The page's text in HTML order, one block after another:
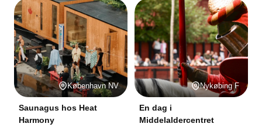
København NV
Saunagus hos Heat
Harmony
Nykøbing F
En dag i
Middelaldercentret